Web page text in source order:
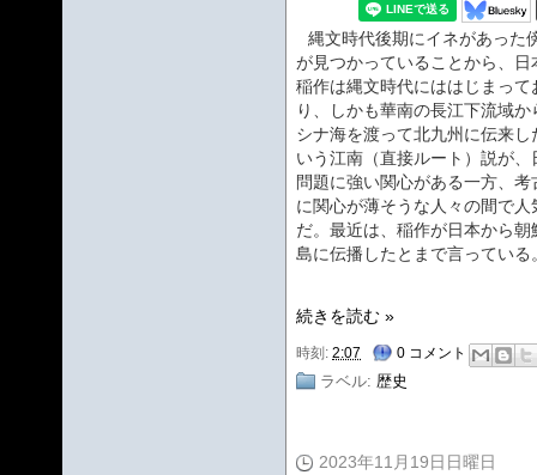
縄文時代後期にイネがあった
が見つかっていることから、日
稲作は縄文時代にははじまって
り、しかも華南の長江下流域か
シナ海を渡って北九州に伝来し
いう江南（直接ルート）説が、
問題に強い関心がある一方、考
に関心が薄そうな人々の間で人
だ。最近は、稲作が日本から朝
島に伝播したとまで言っている
続きを読む »
時刻: 2:07 0 コメント
ラベル: 歴史
2023年11月19日日曜日